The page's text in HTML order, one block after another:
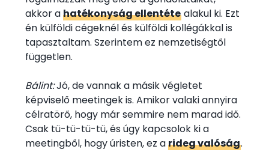
akkor ahatékonyság ellentétealakul ki. Ezt
én külföldi cégeknél és külföldi kollégákkal is
tapasztaltam. Szerintem ez nemzetiségtől
független.
Bálint:Jó, de vannak a másik végletet
képviselő meetingek is. Amikor valaki annyira
célratörő, hogy már semmire nem marad idő.
Csak tü-tü-tü-tü, és úgy kapcsolok ki a
meetingből, hogy úristen, ez arideg valóság.